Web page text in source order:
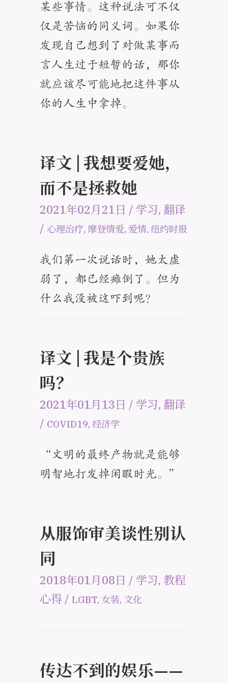
某些事情。这种说法可不仅
仅是苦恼的同义词。如果你
发现自己想到了对做某事而
言人生过于短暂的话，那你
就应该尽可能地把这件事从
你的人生中拿掉。
译文 | 我想要爱她，
而不是拯救她
2021年02月21日 / 学习, 翻译
/ 心理治疗, 摩登情爱,爱情, 纽约时报
我们第一次说话时，她太虚
弱了，都已经瘫倒了。但为
什么我没被这吓到呢？
译文 | 我是个贵族
吗？
2021年01月13日 / 学习, 翻译
/ COVID19, 经济学
“文明的最终产物就是能够
明智地打发掉闲暇时光。”
从服饰审美谈性别认
同
2018年01月08日 / 学习, 教程
心得 / LGBT,女装, 文化
传达不到的娱乐——